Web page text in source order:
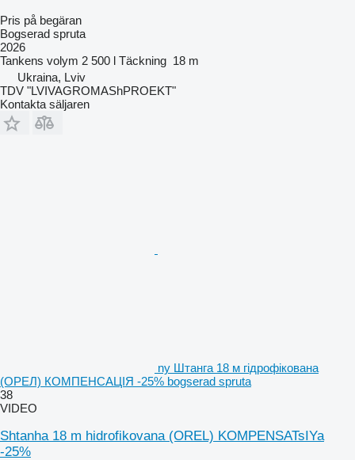
Pris på begäran
Bogserad spruta
2026
Tankens volym 2 500 l Täckning 18 m
Ukraina, Lviv
TDV "LVIVAGROMAShPROEKT"
Kontakta säljaren
ny Штанга 18 м гідрофікована
(ОРЕЛ) КОМПЕНСАЦІЯ -25% bogserad spruta
38
VIDEO
Shtanha 18 m hidrofikovana (OREL) KOMPENSATsIYa
-25%